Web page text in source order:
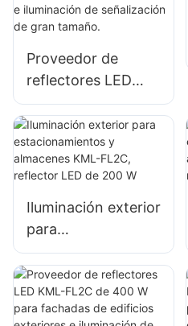
Proveedor de
reflectores LED
KML-FL2C de 100
W para vallas
publicitarias
exteriores e
señalización de
gran tamaño.
Iluminación exterior
para
estacionamientos y
almacenes KML-
FL2C, reflector LED
de 200 W